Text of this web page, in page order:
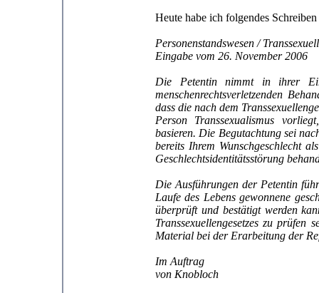
Heute habe ich folgendes
Personenstandswesen /
Eingabe vom 26. November 2006
Die Petentin nimmt in ihrer
menschenrechtsverletzenden
dass die nach dem
Person Transsexualismus
basieren. Die Begutachtung sei
bereits Ihrem Wunschgeschlecht
Geschlechtsidentitätsstörung
Die Ausführungen der Petentin
Laufe des Lebens gewonnene
überprüft und bestätigt werden
Transsexuellengesetzes zu
Material bei der Erarbeitung der
Im Auftrag
von Knobloch